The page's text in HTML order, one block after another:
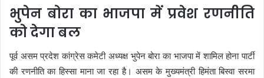
भुपेन बोरा का भाजपा में प्रवेश रणनीति
को देगा बल
पूर्व असम प्रदेश कांग्रेस कमेटी अध्यक्ष भुपेन बोरा का भाजपा में शामिल होना पार्टी
की रणनीति का हिस्सा माना जा रहा है। असम के मुख्यमंत्री हिमंता बिस्वा सरमा